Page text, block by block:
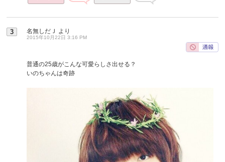
3 名無しだＪ より
2015年10月22日 3:16 PM
普通の25歳がこんな可愛らしさ出せる？
いのちゃんは奇跡